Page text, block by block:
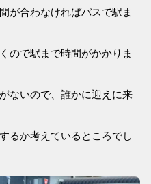
が合わなければバスで駅ま
ので駅まで時間がかかりま
ないので、誰かに迎えに来
るか考えているところでし